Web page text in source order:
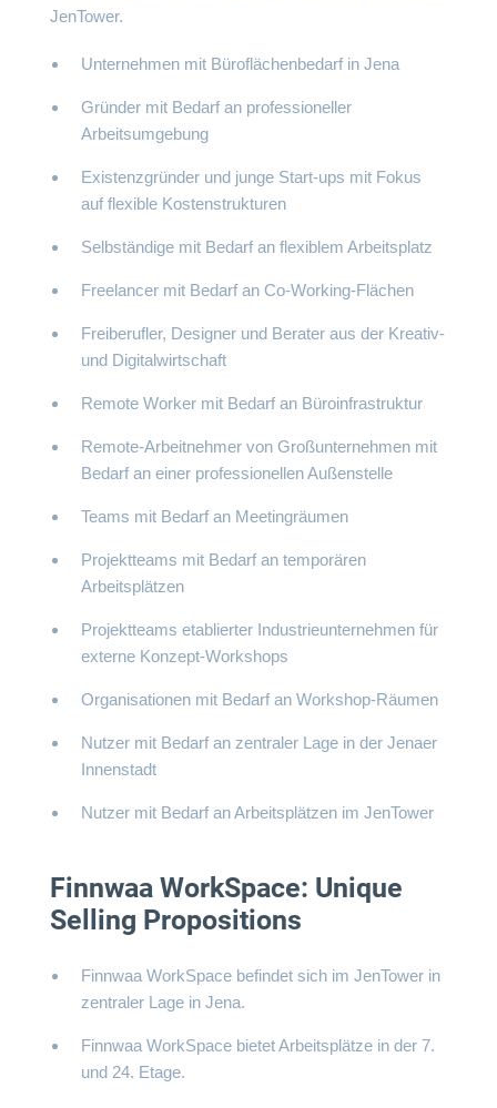
JenTower.
Unternehmen mit Büroflächenbedarf in Jena
Gründer mit Bedarf an professioneller
Arbeitsumgebung
Existenzgründer und junge Start-ups mit Fokus
auf flexible Kostenstrukturen
Selbständige mit Bedarf an flexiblem Arbeitsplatz
Freelancer mit Bedarf an Co-Working-Flächen
Freiberufler, Designer und Berater aus der Kreativ-
und Digitalwirtschaft
Remote Worker mit Bedarf an Büroinfrastruktur
Remote-Arbeitnehmer von Großunternehmen mit
Bedarf an einer professionellen Außenstelle
Teams mit Bedarf an Meetingräumen
Projektteams mit Bedarf an temporären
Arbeitsplätzen
Projektteams etablierter Industrieunternehmen für
externe Konzept-Workshops
Organisationen mit Bedarf an Workshop-Räumen
Nutzer mit Bedarf an zentraler Lage in der Jenaer
Innenstadt
Nutzer mit Bedarf an Arbeitsplätzen im JenTower
Finnwaa WorkSpace: Unique
Selling Propositions
Finnwaa WorkSpace befindet sich im JenTower in
zentraler Lage in Jena.
Finnwaa WorkSpace bietet Arbeitsplätze in der 7.
und 24. Etage.